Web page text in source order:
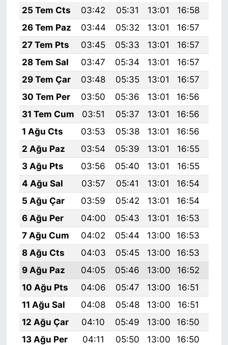
25 Tem Cts
03:42 05:31 13:01 16:58
26 Tem Paz
03:44 05:32 13:01 16:57
27 Tem Pts
03:45 05:33 13:01 16:57
28 Tem Sal
03:47 05:34 13:01 16:57
29 Tem Çar
03:48 05:35 13:01 16:57
30 Tem Per
03:50 05:36 13:01 16:56
31 Tem Cum
03:51 05:37 13:01 16:56
1 Ağu Cts
03:53 05:38 13:01 16:56
2 Ağu Paz
03:54 05:39 13:01 16:55
3 Ağu Pts
03:56 05:40 13:01 16:55
4 Ağu Sal
03:57 05:41 13:01 16:54
5 Ağu Çar
03:59 05:42 13:01 16:54
6 Ağu Per
04:00 05:43 13:01 16:53
7 Ağu Cum
04:02 05:44 13:00 16:53
8 Ağu Cts
04:03 05:45 13:00 16:53
9 Ağu Paz
04:05 05:46 13:00 16:52
10 Ağu Pts
04:06 05:47 13:00 16:51
11 Ağu Sal
04:08 05:48 13:00 16:51
12 Ağu Çar
04:10 05:49 13:00 16:50
13 Ağu Per
04:11 05:50 13:00 16:50